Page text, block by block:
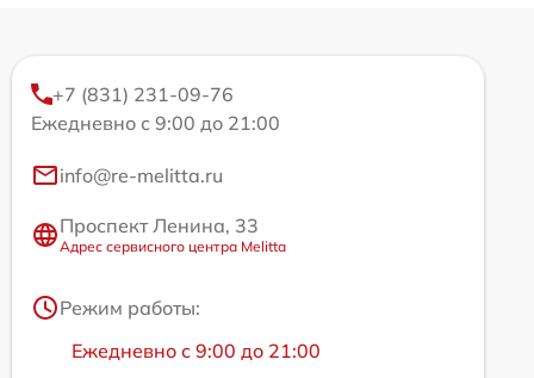
+7 (831) 231-09-76
Ежедневно с 9:00 до 21:00
info@re-melitta.ru
Проспект Ленина, 33
Адрес сервисного центра Melitta
Режим работы:
Ежедневно с 9:00 до 21:00